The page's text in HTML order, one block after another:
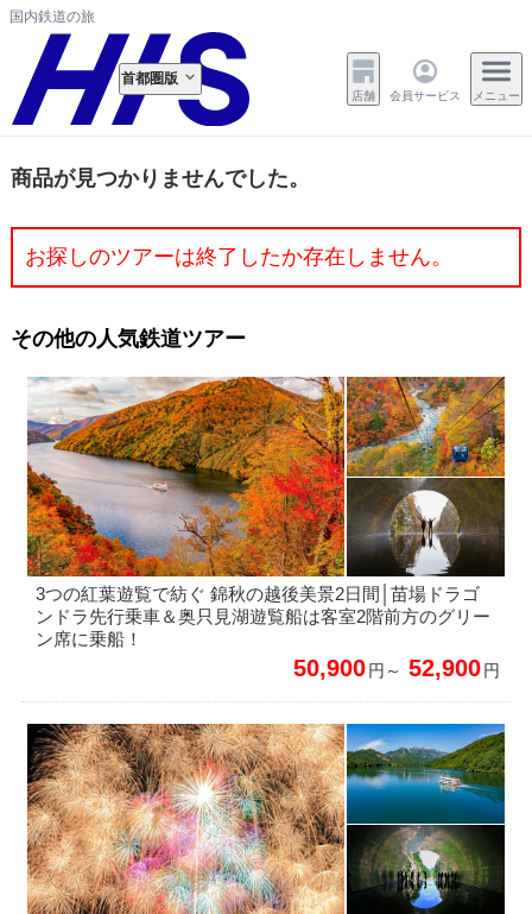
国内鉄道の旅
首都圏版
店舗 会員サービス メニュー
商品が見つかりませんでした。
お探しのツアーは終了したか存在しません。
その他の人気鉄道ツアー
3つの紅葉遊覧で紡ぐ 錦秋の越後美景2日間│苗場ドラゴ
ンドラ先行乗車＆奥只見湖遊覧船は客室2階前方のグリー
ン席に乗船！
50,900円～ 52,900円